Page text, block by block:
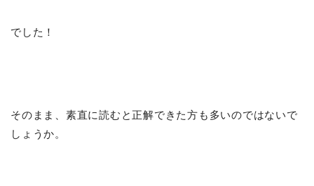
でした！
そのまま、素直に読むと正解できた方も多いのではないで
しょうか。